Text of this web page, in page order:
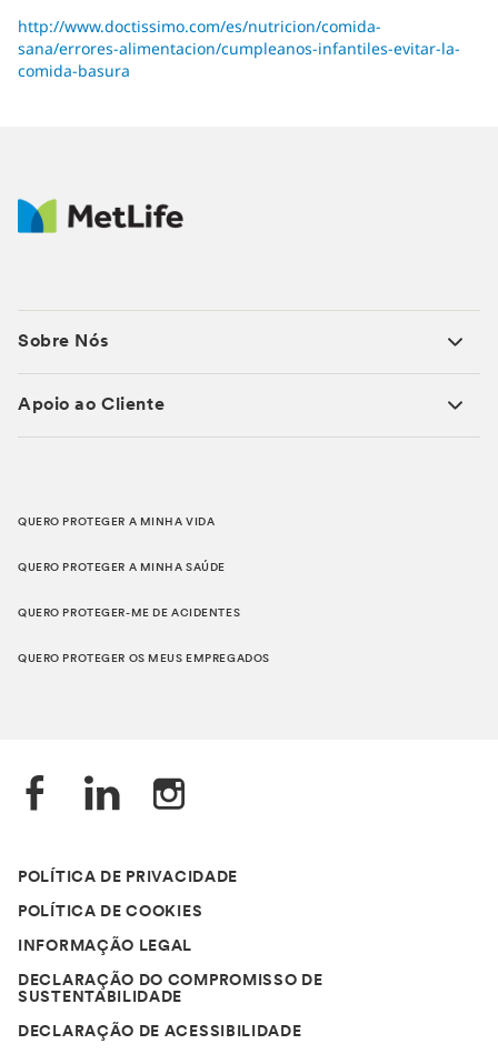
http://www.doctissimo.com/es/nutricion/comida-
sana/errores-alimentacion/cumpleanos-infantiles-evitar-la-
comida-basura
Sobre Nós
Apoio ao Cliente
QUERO PROTEGER A MINHA VIDA
QUERO PROTEGER A MINHA SAÚDE
QUERO PROTEGER-ME DE ACIDENTES
QUERO PROTEGER OS MEUS EMPREGADOS
POLÍTICA DE PRIVACIDADE
POLÍTICA DE COOKIES
INFORMAÇÃO LEGAL
DECLARAÇÃO DO COMPROMISSO DE
SUSTENTABILIDADE
DECLARAÇÃO DE ACESSIBILIDADE